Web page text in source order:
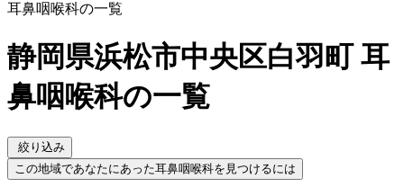
耳鼻咽喉科の一覧
静岡県浜松市中央区白羽町 耳
鼻咽喉科の一覧
絞り込み
この地域であなたにあった耳鼻咽喉科を見つけるには